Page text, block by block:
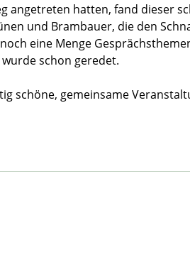
angetreten hatten, fand dieser
und Brambauer, die den
eine Menge
schon geredet.
schöne, gemeinsame